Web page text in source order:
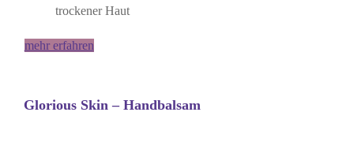
trockener Haut
mehr erfahren
Glorious Skin – Handbalsam